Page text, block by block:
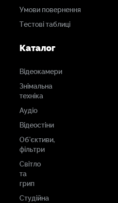
Умови повернення
Тестові таблиці
Каталог
Відеокамери
Знімальна
техніка
Аудіо
Відеостіни
Об'єктиви,
фільтри
Світло
та
грип
Студійна